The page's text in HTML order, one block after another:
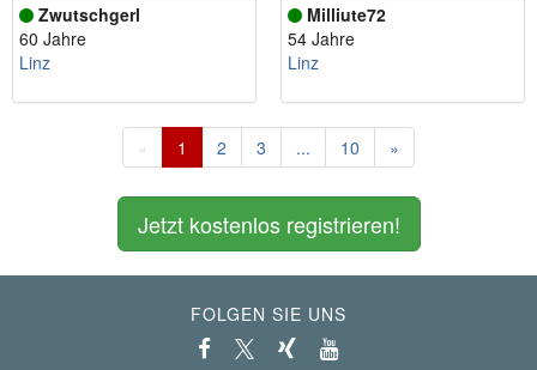
Zwutschgerl
60 Jahre
Linz
Milliute72
54 Jahre
Linz
« 1 2 3 ... 10 »
Jetzt kostenlos registrieren!
FOLGEN SIE UNS